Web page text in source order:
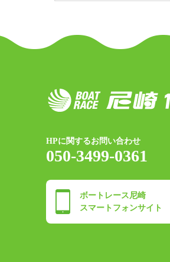
HPに関するお問い合わせ
050-3499-0361
ボートレース尼崎
スマートフォンサイト